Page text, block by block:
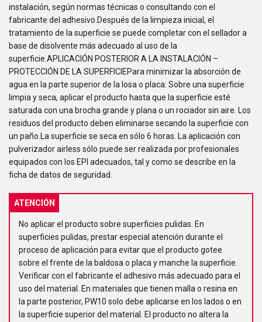
instalación, según normas técnicas o consultando con el
fabricante del adhesivo.Después de la limpieza inicial, el
tratamiento de la superficie se puede completar con el sellador a
base de disolvente más adecuado al uso de la
superficie.APLICACIÓN POSTERIOR A LA INSTALACIÓN –
PROTECCIÓN DE LA SUPERFICIEPara minimizar la absorción de
agua en la parte superior de la losa o placa: Sobre una superficie
limpia y seca, aplicar el producto hasta que la superficie esté
saturada con una brocha grande y plana o un rociador sin aire. Los
residuos del producto deben eliminarse secando la superficie con
un paño.La superficie se seca en sólo 6 horas. La aplicación con
pulverizador airless sólo puede ser realizada por profesionales
equipados con los EPI adecuados, tal y como se describe en la
ficha de datos de seguridad.
ATENCIÓN
No aplicar el producto sobre superficies pulidas. En
superficies pulidas, prestar especial atención durante el
proceso de aplicación para evitar que el producto gotee
sobre el frente de la baldosa o placa y manche la superficie.
Verificar con el fabricante el adhesivo más adecuado para el
uso del material. En materiales que tienen malla o resina en
la parte posterior, PW10 solo debe aplicarse en los lados o en
la superficie superior del material. El producto no altera la